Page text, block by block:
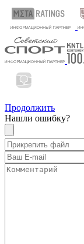
Продолжить
Нашли ошибку?